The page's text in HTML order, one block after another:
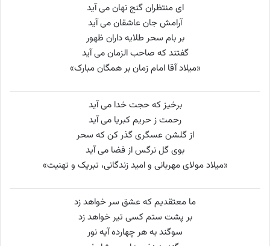
ای منتظران گنج نهان می آید
آرامش جان عاشقان می آید
بر بام سحر طلایه داران ظهور
گفتند که صاحب الزمان می آید
«میلاد آقا امام زمان بر همگان مبارک»
برخیز که حجت خدا می آید
رحمت ز حریم کبریا می آید
از گلشن عسگری گذر کن که سحر
بوی گل نرگس از فضا می آید
«میلاد مولای مهربانی و امید زندگانی، تبریک و تهنیت»
ما معتقدیم که عشق سر خواهد زد
بر پشت ستم کسی تیر خواهد زد
سوگند به هر چهارده آیه نور